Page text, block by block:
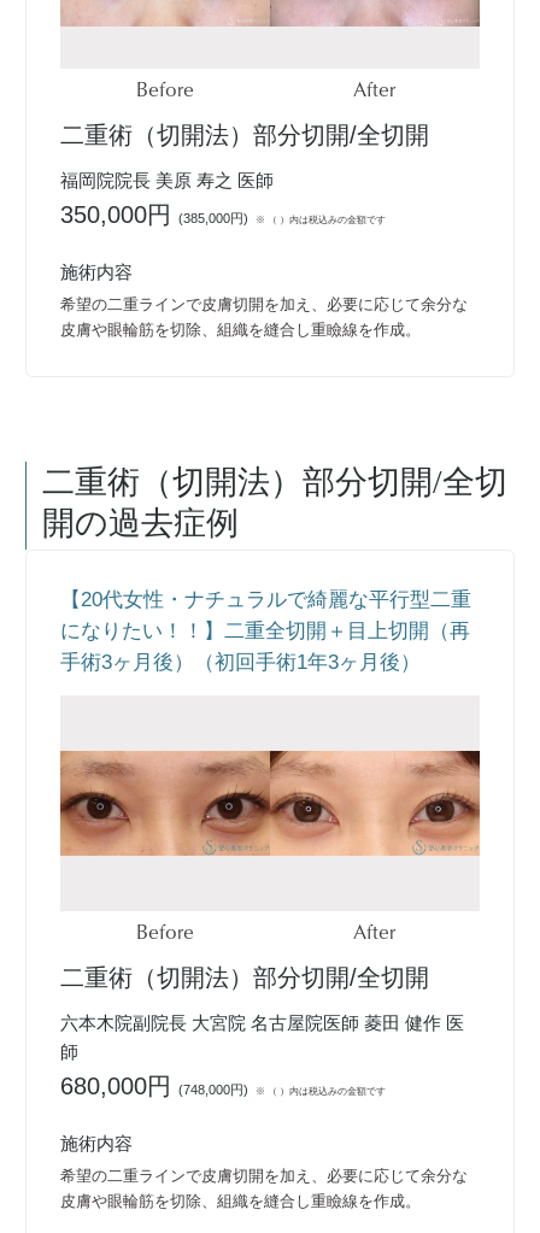
Before After
二重術（切開法）部分切開/全切開
福岡院院長 美原 寿之 医師
350,000円(385,000円) ※ （ ）内は税込みの金額です
施術内容
希望の二重ラインで皮膚切開を加え、必要に応じて余分な
皮膚や眼輪筋を切除、組織を縫合し重瞼線を作成。
二重術（切開法）部分切開/全切
開の過去症例
【20代女性・ナチュラルで綺麗な平行型二重
になりたい！！】二重全切開＋目上切開（再
手術3ヶ月後）（初回手術1年3ヶ月後）
Before After
二重術（切開法）部分切開/全切開
六本木院副院長 大宮院 名古屋院医師 菱田 健作 医
師
680,000円(748,000円) ※ （ ）内は税込みの金額です
施術内容
希望の二重ラインで皮膚切開を加え、必要に応じて余分な
皮膚や眼輪筋を切除、組織を縫合し重瞼線を作成。